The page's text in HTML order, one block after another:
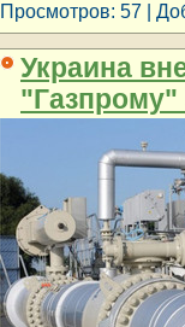
Просмотров: 57 |
Украина
"Газпрому"